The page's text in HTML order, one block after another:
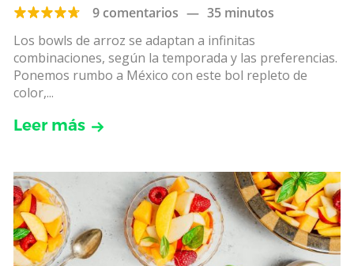
9 comentarios — 35 minutos
Los bowls de arroz se adaptan a infinitas
combinaciones, según la temporada y las preferencias.
Ponemos rumbo a México con este bol repleto de
color,...
Leer más